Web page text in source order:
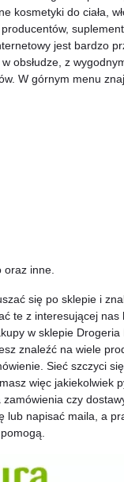
kosmetyki do ciała,
jest bardzo
obsłudze, z
W górnym menu
oraz inne.
się po sklepie i
te z interesującej nas
w sklepie
znaleźć na wiele
Sieć szczyci
więc jakiekolwiek
zamówienia czy
lub napisać maila, a